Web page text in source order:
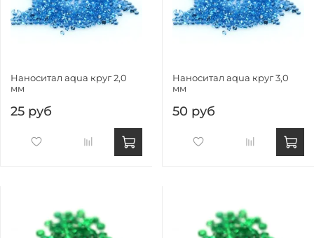
Наноситал aqua круг 2,0
мм
25 руб
Наноситал aqua круг 3,0
мм
50 руб